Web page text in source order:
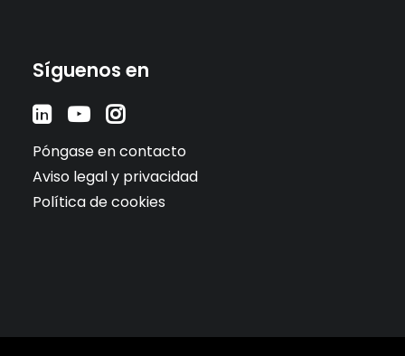
Síguenos en
Póngase en contacto
Aviso legal y privacidad
Política de cookies